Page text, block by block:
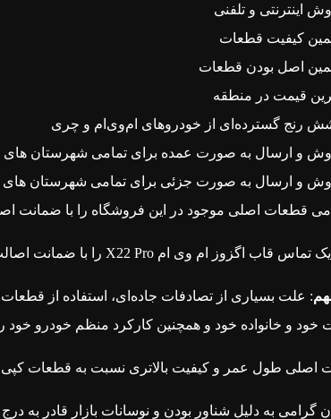
اینترنتی و تلفنی
کیفیت قطعات
اصل بودن قطعات
قیمت در منطقه
رنج گسترده‌ای از خودروهای ام‌وی‌ام و چری
و ارسال به صورت عمده برای تمامی شهرستان های
و ارسال به صورت جزئی برای تمامی شهرستان های
قطعات اصلی موجود در این فروشگاه را با ضمانت
یک تماس قاب اگزوز ام وی ام X22 Pro را با ضمانت اصالت کالا از کارشناسان فروش با تجربه و متخصص ما دریافت کنید.
: علت بسیاری از تصادفات جاده‌ای، استفاده از
خود و خانواده خود و همچنین کارکرد منظم خودرو خود را
اصلی طول عمر و کیفیت بالاتری نسبت به قطعات کپی و
گرامی به دلیل شناور بودن و نوسانات بازار قادر